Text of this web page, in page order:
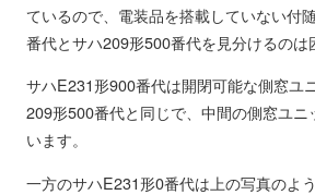
ているので、電装品を搭載していない付
番代とサハ209形500番代を見分けるのは
サハE231形900番代は開閉可能な側窓ユ
209形500番代と同じで、中間の側窓ユニ
います。
一方のサハE231形0番代は上の写真のよ